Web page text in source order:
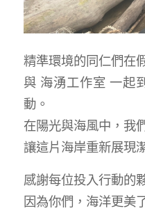
精準環境的同仁們在
與 海湧工作室 一起
動。
在陽光與海風中，我
讓這片海岸重新展現
感謝每位投入行動的
因為你們，海洋更美